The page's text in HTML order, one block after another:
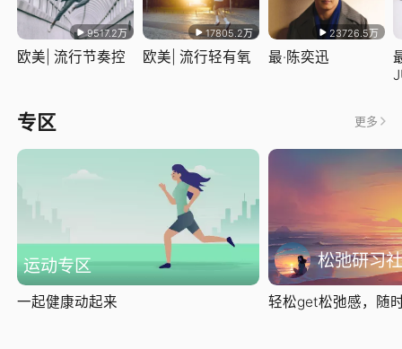
9517.2万
欧美| 流行节奏控
17805.2万
欧美| 流行轻有氧
23726.5万
最·陈奕迅
专区 更多
运动专区
一起健康动起来
松弛研习社
轻松get松弛感，随